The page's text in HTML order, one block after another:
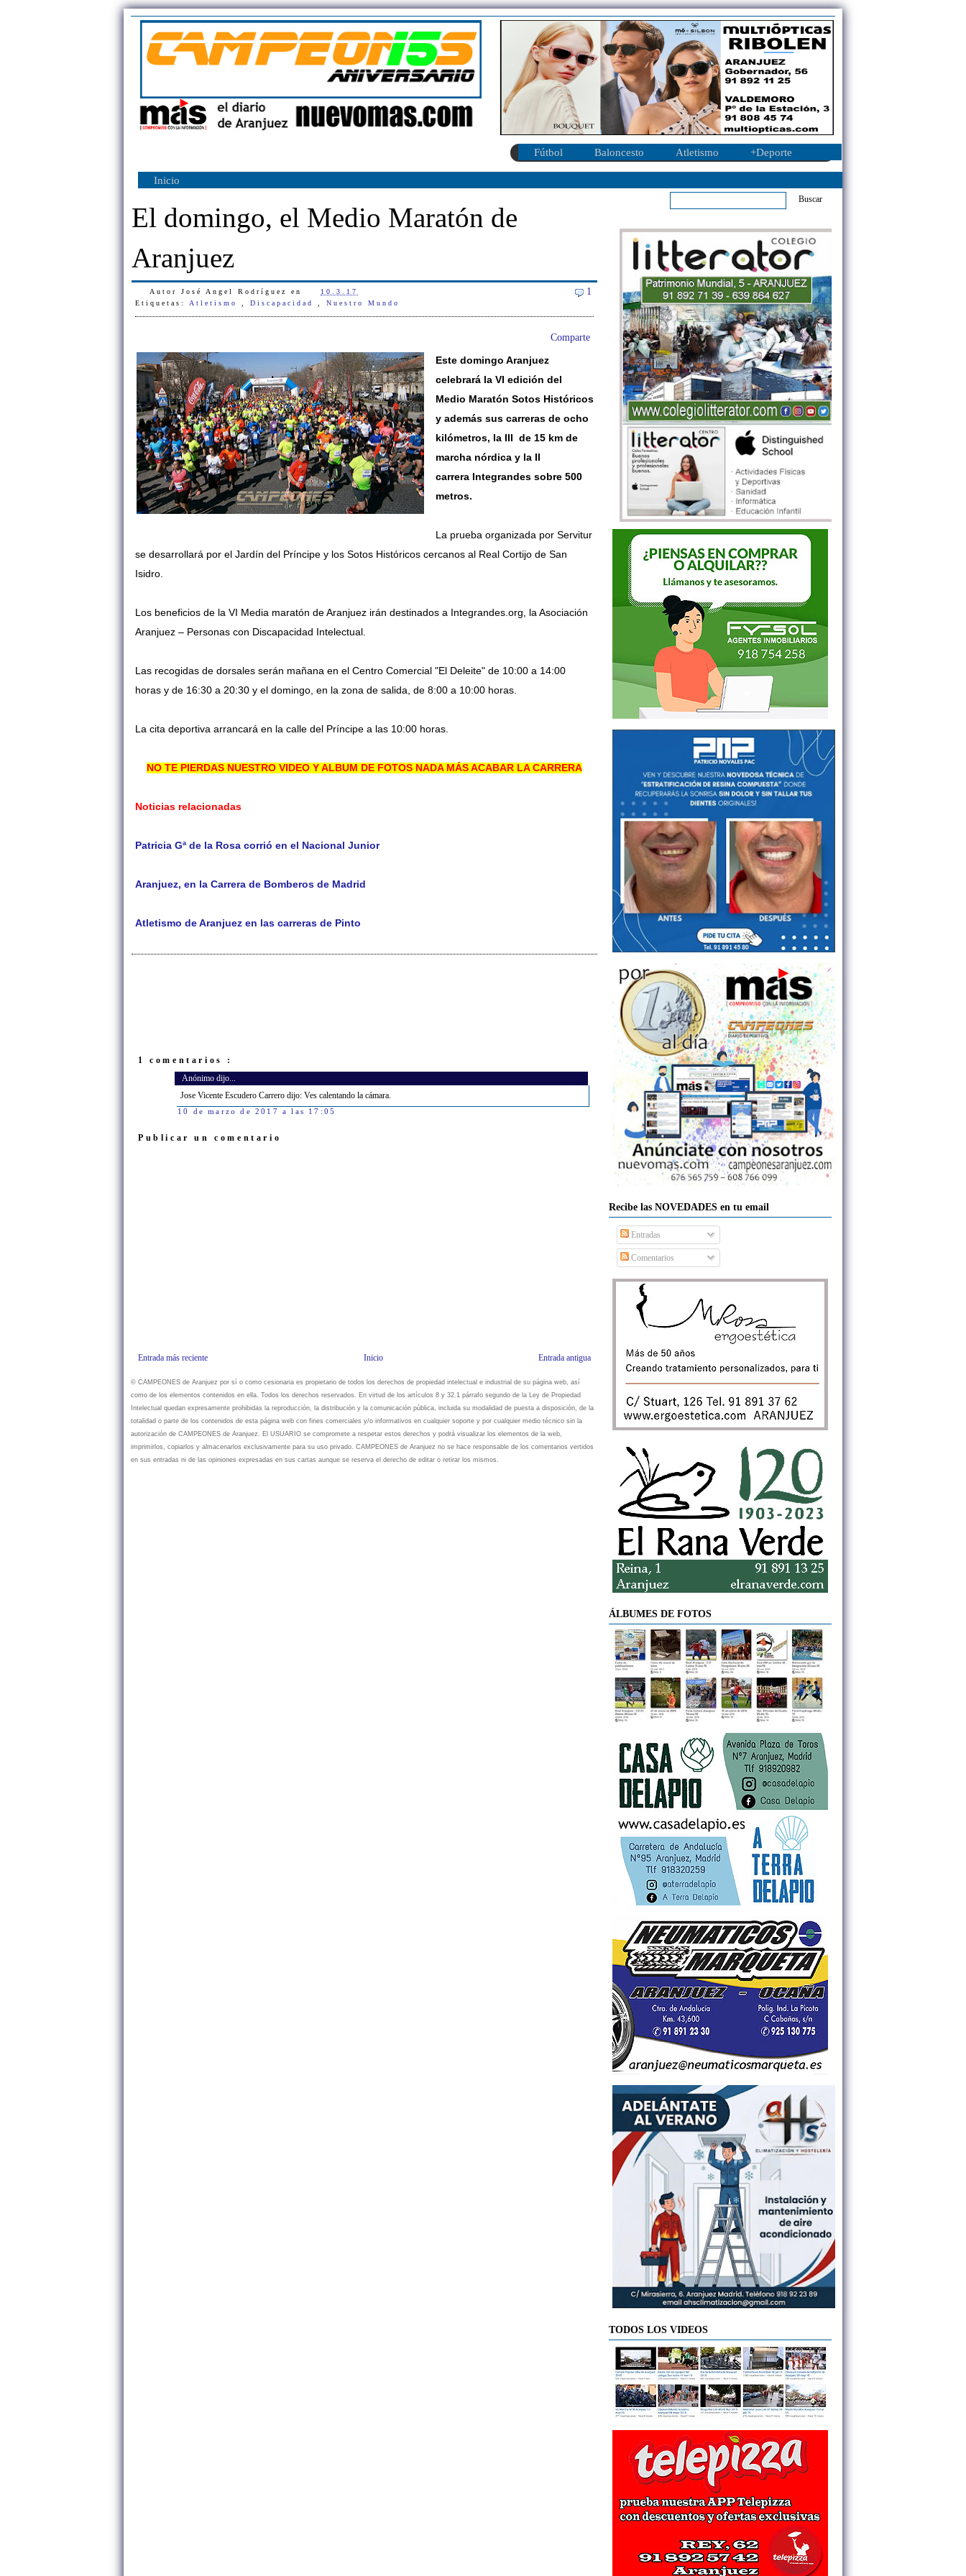
Fútbol Baloncesto Atletismo +Deporte
Inicio
El domingo, el Medio Maratón de
Aranjuez
Autor José Angel Rodríguez en 10.3.17 1
Etiquetas: Atletismo Discapacidad Nuestro Mundo
Comparte
Este domingo Aranjuez
celebrará la VI edición del
Medio Maratón Sotos Históricos
y además sus carreras de ocho
kilómetros, la III de 15 km de
marcha nórdica y la II
carrera Integrandes sobre 500
metros.
La prueba organizada por Servitur
se desarrollará por el Jardín del Príncipe y los Sotos Históricos cercanos al Real Cortijo de San
Isidro.
Los beneficios de la VI Media maratón de Aranjuez irán destinados a Integrandes.org, la Asociación
Aranjuez – Personas con Discapacidad Intelectual.
Las recogidas de dorsales serán mañana en el Centro Comercial "El Deleite" de 10:00 a 14:00
horas y de 16:30 a 20:30 y el domingo, en la zona de salida, de 8:00 a 10:00 horas.
La cita deportiva arrancará en la calle del Príncipe a las 10:00 horas.
NO TE PIERDAS NUESTRO VIDEO Y ALBUM DE FOTOS NADA MÁS ACABAR LA CARRERA
Noticias relacionadas
Patricia Gª de la Rosa corrió en el Nacional Junior
Aranjuez, en la Carrera de Bomberos de Madrid
Atletismo de Aranjuez en las carreras de Pinto
1 comentarios :
Anónimo dijo...
Jose Vicente Escudero Carrero dijo: Ves calentando la cámara.
10 de marzo de 2017 a las 17:05
Publicar un comentario
Entrada más reciente Entrada antigua
Inicio
© CAMPEONES de Aranjuez por sí o como cesionaria es propietario de todos los derechos de propiedad intelectual e industrial de su página web, así
como de los elementos contenidos en ella. Todos los derechos reservados. En virtud de los artículos 8 y 32.1 párrafo segundo de la Ley de Propiedad
Intelectual quedan expresamente prohibidas la reproducción, la distribución y la comunicación pública, incluida su modalidad de puesta a disposición, de la
totalidad o parte de los contenidos de esta página web con fines comerciales y/o informativos en cualquier soporte y por cualquier medio técnico sin la
autorización de CAMPEONES de Aranjuez. El USUARIO se compromete a respetar estos derechos y podrá visualizar los elementos de la web,
imprimirlos, copiarlos y almacenarlos exclusivamente para su uso privado. CAMPEONES de Aranjuez no se hace responsable de los comentarios vertidos
en sus entradas ni de las opiniones expresadas en sus cartas aunque se reserva el derecho de editar o retirar los mismos.
Recibe las NOVEDADES en tu email
Entradas
Comentarios
ÁLBUMES DE FOTOS
TODOS LOS VIDEOS